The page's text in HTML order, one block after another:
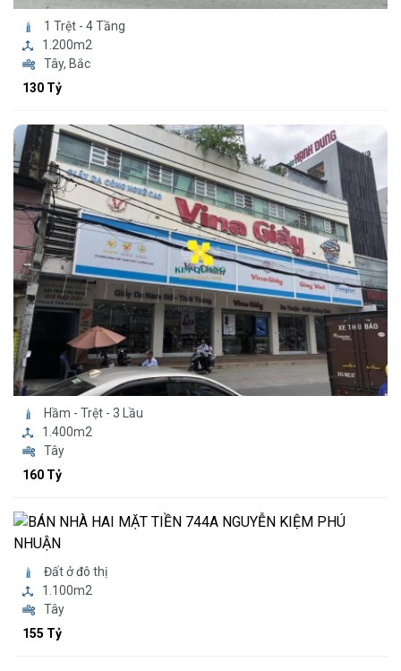
1 Trệt - 4 Tầng
1.200m2
Tây, Bắc
130 Tỷ
Hầm - Trệt - 3 Lầu
1.400m2
Tây
160 Tỷ
Đất ở đô thị
1.100m2
Tây
155 Tỷ